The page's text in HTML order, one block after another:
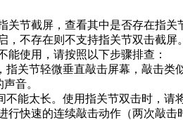
关节截屏，查看其中是否存在指关
，不存在则不支持指关节双击截屏
能使用，请按照以下步骤排查：
指关节轻微垂直敲击屏幕，敲击类
音。
不能太长。使用指关节双击时，请
行快速的连续敲击动作（两次敲击